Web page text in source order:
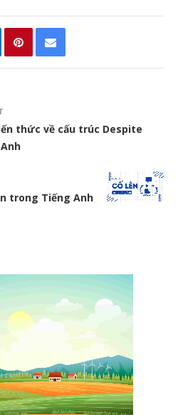
thức về cấu trúc Despite
trong Tiếng Anh